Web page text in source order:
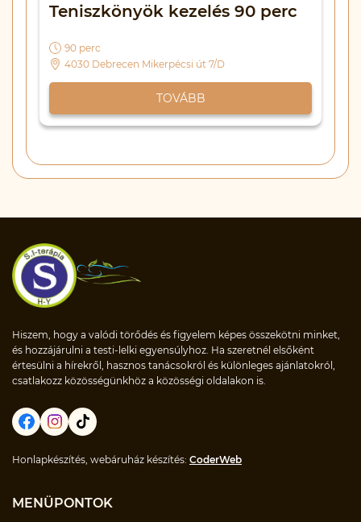
Teniszkönyök kezelés 90 perc
90 perc
4030 Debrecen Mikerpécsi út 7/D
TOVÁBB
Hiszem, hogy a valódi törődés és figyelem képes összekötni minket,
és hozzájárulni a testi-lelki egyensúlyhoz. Ha szeretnél elsőként
értesülni a hírekről, hasznos tanácsokról és különleges ajánlatokról,
csatlakozz közösségünkhöz a közösségi oldalakon is.
Honlapkészítés, webáruház készítés: CoderWeb
MENÜPONTOK